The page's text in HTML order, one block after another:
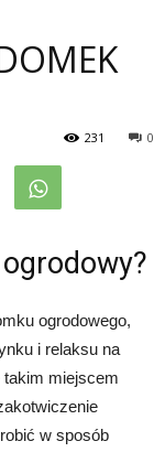
0
231
ogrodowego,
i relaksu na
miejscem
w sposób